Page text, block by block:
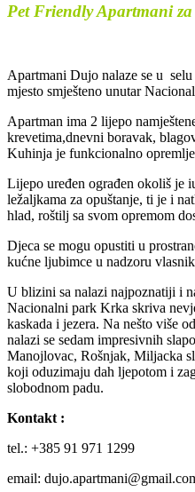
Pet Friendly Apartmani
Apartmani Dujo nalaze se u
mjesto smješteno unutar
Apartman ima 2 lijepo
krevetima,dnevni boravak,
Kuhinja je funkcionalno
Lijepo uređen ograđen okoliš je
ležaljkama za opuštanje, ti je i
hlad, roštilj sa svom opremom
Djeca se mogu opustiti u
kućne ljubimce u nadzoru
U blizini sa nalazi najpoznatiji i
Nacionalni park Krka skriva
kaskada i jezera. Na nešto više
nalazi se sedam impresivnih
Manojlovac, Rošnjak, Miljacka
koji oduzimaju dah ljepotom i
slobodnom padu.
Kontakt :
tel.: +385 91 971 1299
email: